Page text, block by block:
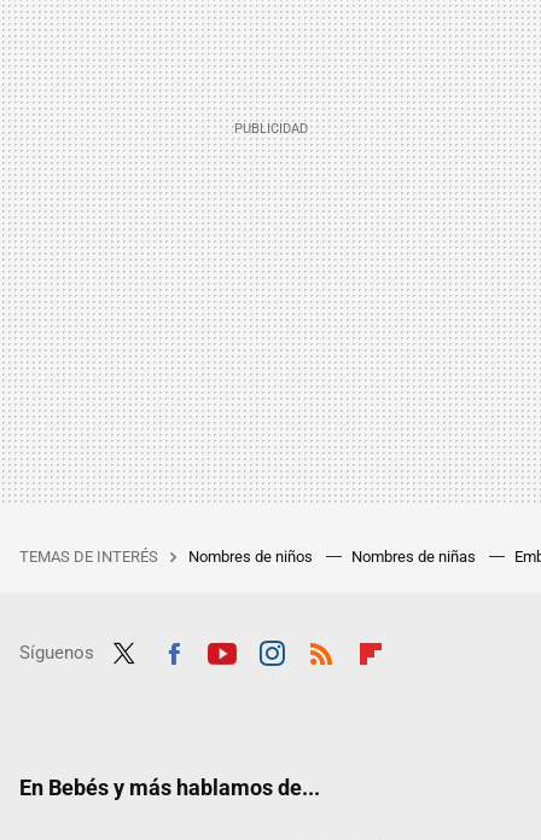
TEMAS DE INTERÉS Nombres de niños Nombres de niñas
Síguenos
En Bebés y más hablamos de...